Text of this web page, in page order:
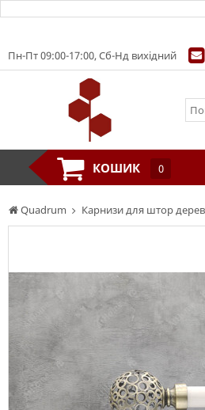
Quadrum Карнизи для штор
Пн-Пт 09:00-17:00, Сб-Нд вихідний
КОШИК 0